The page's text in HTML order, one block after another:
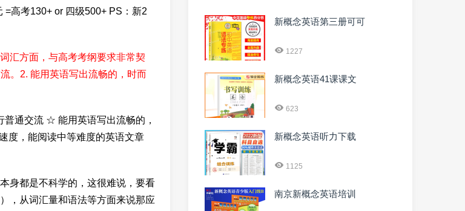
高考130+ or 四级500+ PS：新2
汇方面，与高考考纲要求非常契
。2. 能用英语写出流畅的，时而
通交流 ☆ 能用英语写出流畅的，
度，能阅读中等难度的英语文章
身都是不科学的，这很难说，要看
，从词汇量和语法等方面来说那应
新概念英语第三册可可
1227
新概念英语41课课文
623
新概念英语听力下载
1125
南京新概念英语培训